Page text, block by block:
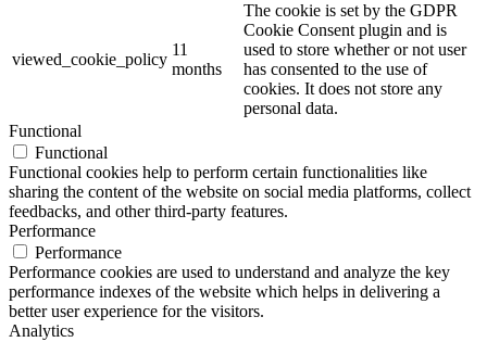
viewed_cookie_policy
11
months
The cookie is set by the GDPR
Cookie Consent plugin and is
used to store whether or not user
has consented to the use of
cookies. It does not store any
personal data.
Functional
Functional
Functional cookies help to perform certain functionalities like
sharing the content of the website on social media platforms, collect
feedbacks, and other third-party features.
Performance
Performance
Performance cookies are used to understand and analyze the key
performance indexes of the website which helps in delivering a
better user experience for the visitors.
Analytics